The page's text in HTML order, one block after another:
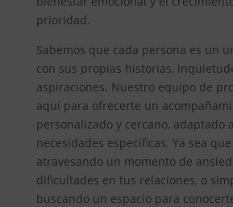
prioridad.
Sabemos que cada persona es un
con sus propias historias,
aspiraciones. Nuestro equipo de
aquí para ofrecerte un
personalizado y cercano, adaptado
necesidades específicas. Ya sea
atravesando un momento de
dificultades en tus relaciones, o
buscando un espacio para